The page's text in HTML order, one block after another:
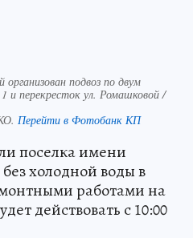
подвоз по двум
и перекресток ул. Ромашковой /
Перейти в Фотобанк КП
поселка имени
холодной воды в
работами на
действовать с 10:00